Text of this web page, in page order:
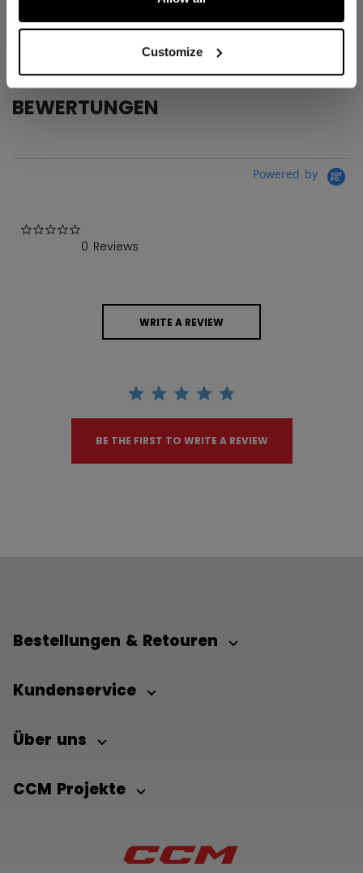
Customize
COLLECTION
Tacks
BEWERTUNGEN
Powered by
0 Reviews
WRITE A REVIEW
BE THE FIRST TO WRITE A REVIEW
Bestellungen & Retouren
Kundenservice
Über uns
CCM Projekte